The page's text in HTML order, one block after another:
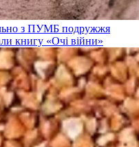
з ПУМБ подружжя
книгу «Очі війни»